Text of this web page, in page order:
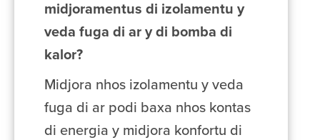
midjoramentus di izolamentu y
veda fuga di ar y di bomba di
kalor?
Midjora nhos izolamentu y veda
fuga di ar podi baxa nhos kontas
di energia y midjora konfortu di